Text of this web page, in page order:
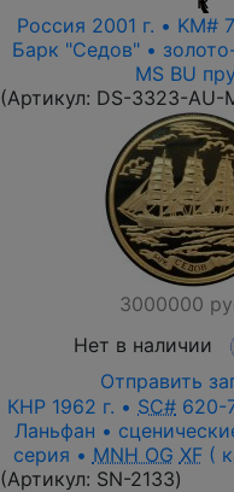
Россия 2001 г. • KM#
Барк "Седов" •
MS BU
(Артикул: DS-3323-AU-
3000000
Нет в наличии
Отправить
КНР 1962 г. • SC# 620-
Ланьфан •
серия • MNH OG XF(
(Артикул: SN-2133)